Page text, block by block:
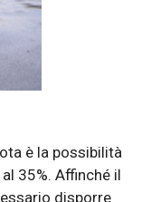
è la possibilità
35%. Affinché il
disporre